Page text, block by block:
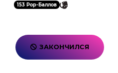
153 Pop-Баллов
ЗАКОНЧИЛСЯ